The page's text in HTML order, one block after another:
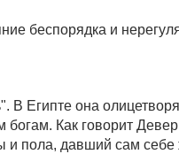
беспорядка и
В Египте она
Как говорит
пола, давший сам себе